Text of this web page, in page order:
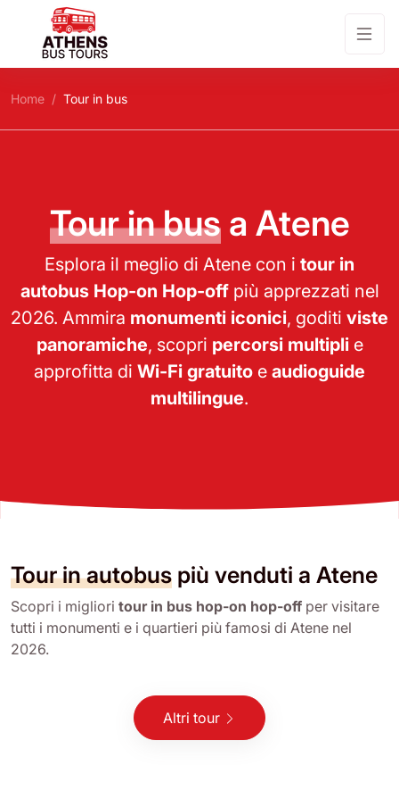
Home Tour in bus
Tour in busa Atene
Esplora il meglio di Atene con i tour in
autobus Hop-on Hop-offpiù apprezzati nel
2026. Ammira monumenti iconici, goditi viste
panoramiche, scopri percorsi multiplie
approfitta di Wi-Fi gratuito e audioguide
multilingue.
Tour in autobus più venduti a Atene
Scopri i migliori tour in bus hop-on hop-off per visitare
tutti i monumenti e i quartieri più famosi di Atene nel
2026.
Altri tour